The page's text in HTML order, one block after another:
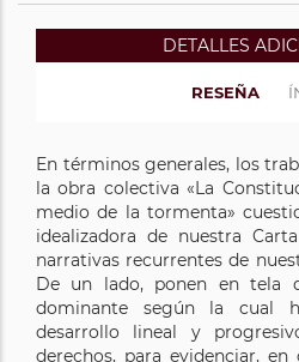
DETALLES
RESEÑA
En términos generales, los
la obra colectiva «La
medio de la tormenta»
idealizadora de nuestra
narrativas recurrentes de
De un lado, ponen en tela
dominante según la cual
desarrollo lineal y
derechos, para evidenciar,